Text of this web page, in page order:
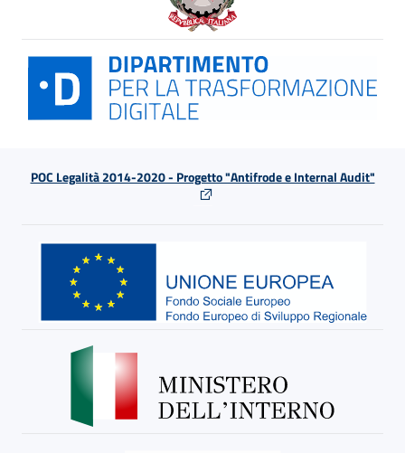
POC Legalità 2014-2020 - Progetto "Antifrode e Internal Audit"